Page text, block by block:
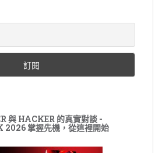
與 HACKER 的真實對談 -
掌握先機，從這裡開始